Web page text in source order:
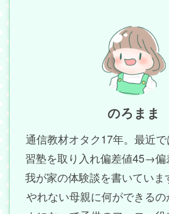
のろまま
通信教材オタク17年。最近
習塾を取り入れ偏差値45→偏
我が家の体験談を書いていま
やれない母親に何ができる